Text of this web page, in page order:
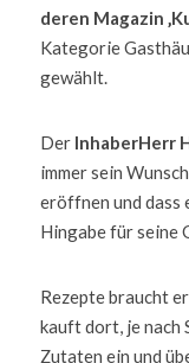
deren Magazin
Kategorie
gewählt.
Der InhaberHerr
immer sein
eröffnen und dass
Hingabe für seine
Rezepte braucht
kauft dort, je nach
Zutaten ein und